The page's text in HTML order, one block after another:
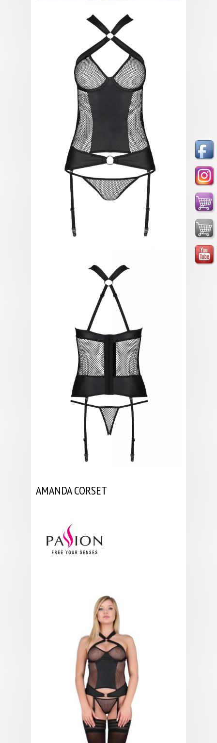
AMANDA CORSET